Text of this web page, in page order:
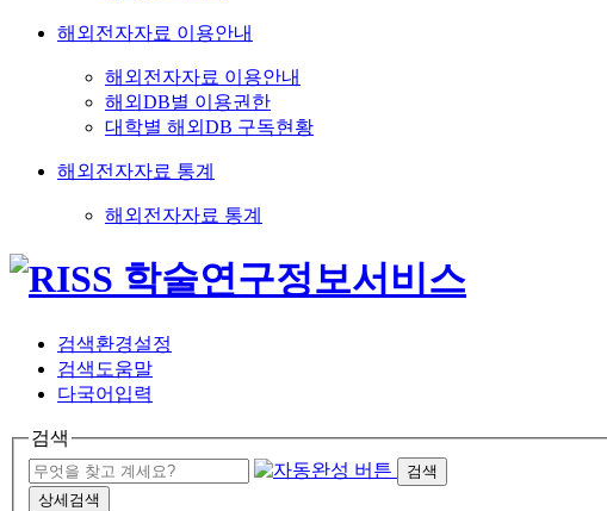
해외전자자료 이용안내
해외전자자료 이용안내
해외DB별 이용권한
대학별 해외DB 구독현황
해외전자자료 통계
해외전자자료 통계
검색환경설정
검색도움말
다국어입력
검색
검색
상세검색